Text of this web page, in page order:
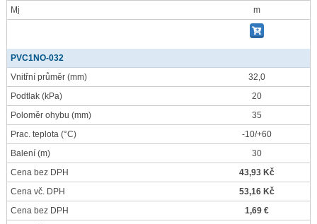
Mj
m
PVC1NO-032
Vnitřní průměr (mm)
32,0
Podtlak (kPa)
20
Poloměr ohybu (mm)
35
Prac. teplota (°C)
-10/+60
Balení (m)
30
Cena bez DPH
43,93 Kč
Cena vč. DPH
53,16 Kč
Cena bez DPH
1,69 €